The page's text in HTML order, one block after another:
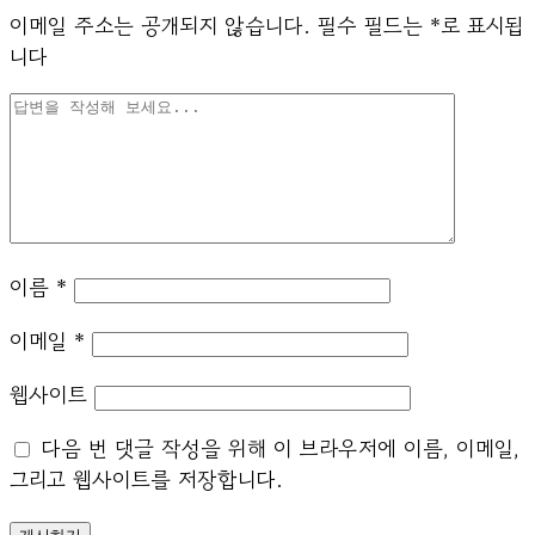
이메일 주소는 공개되지 않습니다. 필수 필드는 *로 표시됩
니다
이름 *
이메일 *
웹사이트
다음 번 댓글 작성을 위해 이 브라우저에 이름, 이메일,
그리고 웹사이트를 저장합니다.